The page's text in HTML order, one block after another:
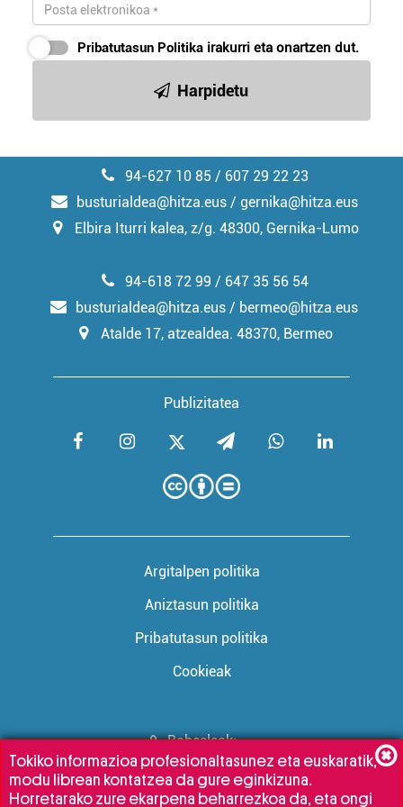
Pribatutasun Politika irakurri eta onartzen dut.
Harpidetu
94-627 10 85 / 607 29 22 23
busturialdea@hitza.eus / gernika@hitza.eus
Elbira Iturri kalea, z/g. 48300, Gernika-Lumo
Publizitatea
94-618 72 99 / 647 35 56 54
busturialdea@hitza.eus / bermeo@hitza.eus
Atalde 17, atzealdea. 48370, Bermeo
Argitalpen politika
Aniztasun politika
Pribatutasun politika
Cookieak
Babesleak:
Tokiko informazioa profesionaltasunez eta euskaratik,
modu librean kontatzea da gure eginkizuna.
Horretarako zure ekarpena beharrezkoa da, eta ongi